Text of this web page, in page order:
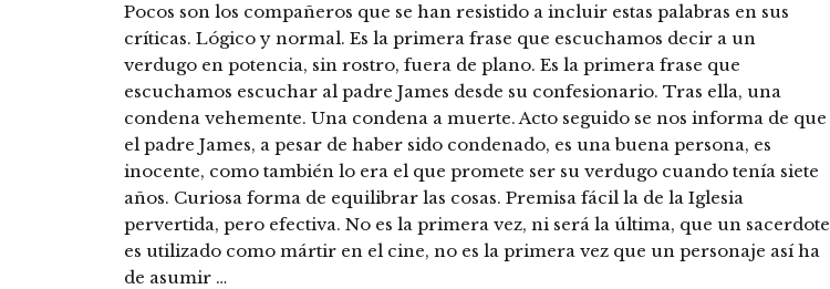
Pocos son los compañeros que se han resistido a incluir estas palabras en sus
críticas. Lógico y normal. Es la primera frase que escuchamos decir a un
verdugo en potencia, sin rostro, fuera de plano. Es la primera frase que
escuchamos escuchar al padre James desde su confesionario. Tras ella, una
condena vehemente. Una condena a muerte. Acto seguido se nos informa de que
el padre James, a pesar de haber sido condenado, es una buena persona, es
inocente, como también lo era el que promete ser su verdugo cuando tenía siete
años. Curiosa forma de equilibrar las cosas. Premisa fácil la de la Iglesia
pervertida, pero efectiva. No es la primera vez, ni será la última, que un sacerdote
es utilizado como mártir en el cine, no es la primera vez que un personaje así ha
de asumir …